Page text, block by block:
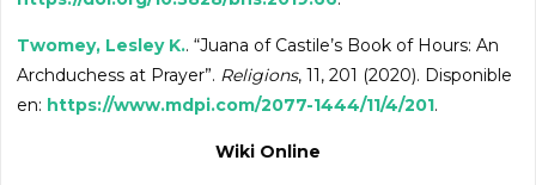
Twomey, Lesley K.. “Juana of Castile’s Book of Hours: An
Archduchess at Prayer”. Religions, 11, 201 (2020). Disponible
en: https://www.mdpi.com/2077-1444/11/4/201.
Wiki Online